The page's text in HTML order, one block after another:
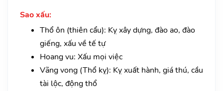
Sao xấu:
Thổ ôn (thiên cẩu): Kỵ xây dựng, đào ao, đào
giếng, xấu về tế tự
Hoang vu: Xấu mọi việc
Vãng vong (Thổ kỵ): Kỵ xuất hành, giá thú, cầu
tài lộc, động thổ